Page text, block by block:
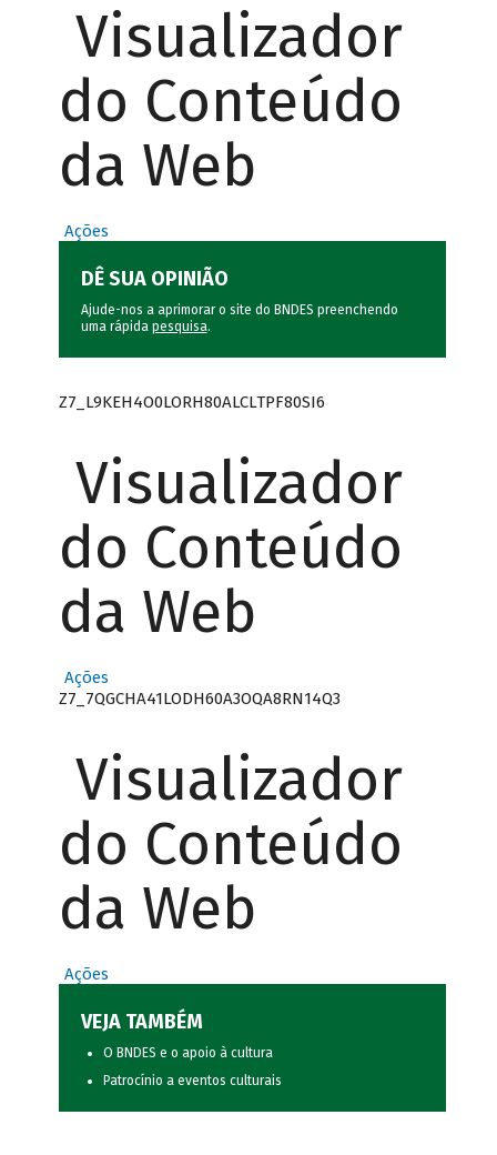
Visualizador
do Conteúdo
da Web
Ações
DÊ SUA OPINIÃO
Ajude-nos a aprimorar o site do BNDES preenchendo
uma rápida pesquisa.
Z7_L9KEH4O0LORH80ALCLTPF80SI6
Visualizador
do Conteúdo
da Web
Ações
Z7_7QGCHA41LODH60A3OQA8RN14Q3
Visualizador
do Conteúdo
da Web
Ações
VEJA TAMBÉM
O BNDES e o apoio à cultura
Patrocínio a eventos culturais